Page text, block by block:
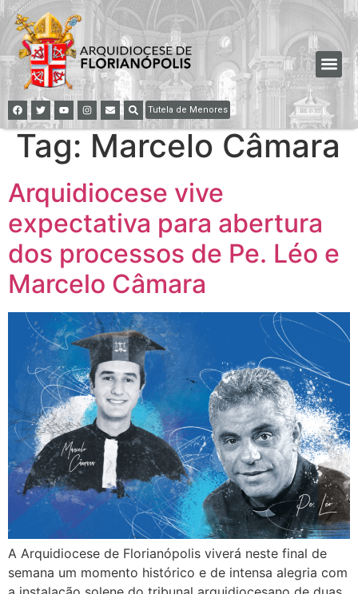
Tutela de Menores
Tag: Marcelo Câmara
Arquidiocese vive
expectativa para abertura
dos processos de Pe. Léo e
Marcelo Câmara
A Arquidiocese de Florianópolis viverá neste final de
semana um momento histórico e de intensa alegria com